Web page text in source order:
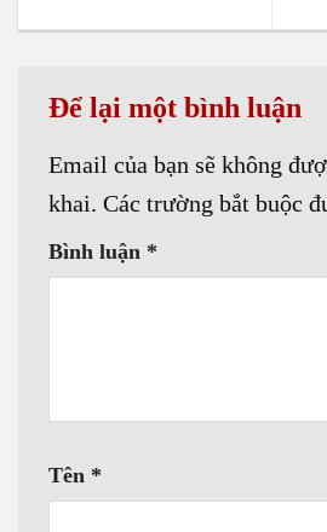
Để lại một bình luận
Email của bạn sẽ không
khai. Các trường bắt buộc
Bình luận *
Tên *